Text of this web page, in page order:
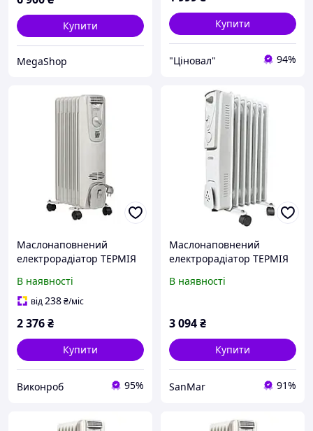
Купити
MegaShop
Купити
"Ціновал" 94%
Маслонаповнений
електрорадіатор ТЕРМІЯ
В наявності
від238₴/міс
2 376₴
Купити
Виконроб 95%
Маслонаповнений
електрорадіатор ТЕРМІЯ
В наявності
3 094₴
Купити
SanMar 91%